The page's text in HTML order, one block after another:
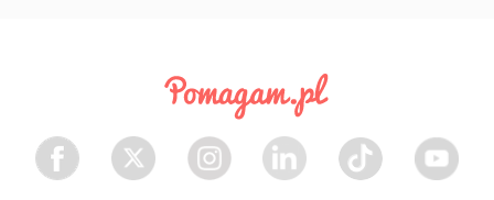
Facebook Twitter Instagram LinkedIn TikTok Youtube